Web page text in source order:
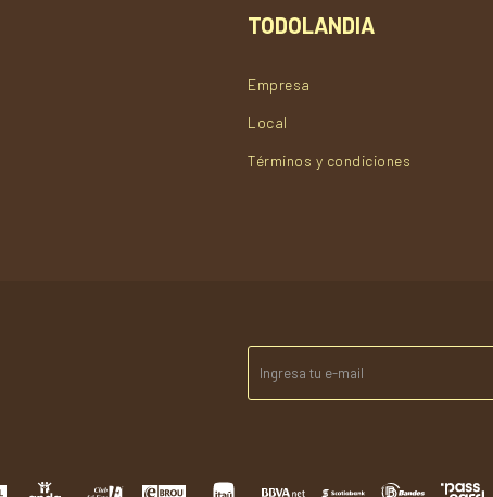
TODOLANDIA
Empresa
Local
Términos y condiciones